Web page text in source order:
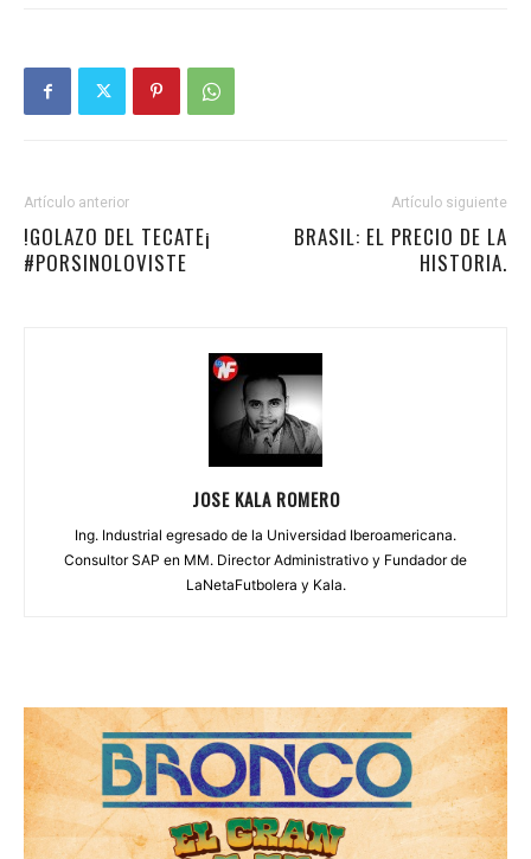
Artículo anterior
!GOLAZO DEL TECATE¡
#PORSINOLOVISTE
Artículo siguiente
BRASIL: EL PRECIO DE LA
HISTORIA.
JOSE KALA ROMERO
Ing. Industrial egresado de la Universidad Iberoamericana.
Consultor SAP en MM. Director Administrativo y Fundador de
LaNetaFutbolera y Kala.